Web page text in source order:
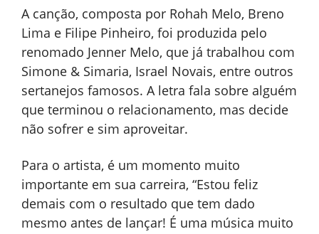
A canção, composta por Rohah Melo, Breno
Lima e Filipe Pinheiro, foi produzida pelo
renomado Jenner Melo, que já trabalhou com
Simone & Simaria, Israel Novais, entre outros
sertanejos famosos. A letra fala sobre alguém
que terminou o relacionamento, mas decide
não sofrer e sim aproveitar.
Para o artista, é um momento muito
importante em sua carreira, “Estou feliz
demais com o resultado que tem dado
mesmo antes de lançar! É uma música muito